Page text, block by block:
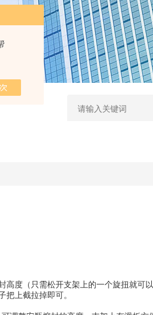
度（只需松开支架上的一个旋扭就可以
上截拉掉即可。